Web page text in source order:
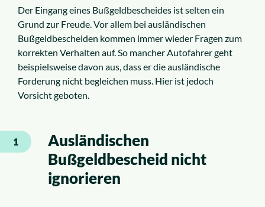
Der Eingang eines Bußgeldbescheides ist selten ein
Grund zur Freude. Vor allem bei ausländischen
Bußgeldbescheiden kommen immer wieder Fragen zum
korrekten Verhalten auf. So mancher Autofahrer geht
beispielsweise davon aus, dass er die ausländische
Forderung nicht begleichen muss. Hier ist jedoch
Vorsicht geboten.
1
Ausländischen
Bußgeldbescheid nicht
ignorieren